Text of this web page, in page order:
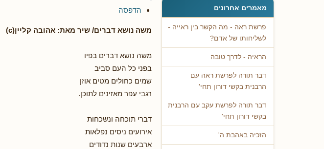
מאמרים אחרונים
פרשת ראה - מה הקשר בין ראייה -
לשליחותו של אדם?
הראיה - לדרך טובה
דבר תורה לפרשת ראה עם
הרבנית בקשי דורון תחי'
דבר תורה לפרשת עקב עם הרבנית
בקשי דורון תחי'
הזכיה באהבת ה'
הדפסה
משה נושא דברים/ שיר מאת: אהובה קליין(c)
משה נושא דברים בפיו
בפני כל העם סביב
שמים כחולים מטים אוזן
רגבי עפר מאזינים לתוכן.
דברי תוכחה ונשכחות
אירועים ניסים נפלאות
ארבעים שנות נדודים